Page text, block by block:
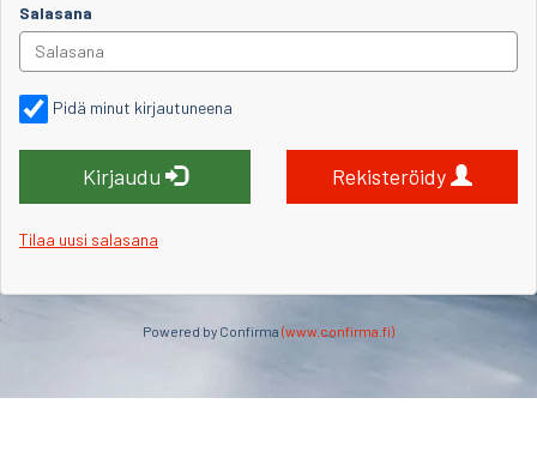
Salasana
Pidä minut kirjautuneena
Kirjaudu Rekisteröidy
Tilaa uusi salasana
Powered by Confirma (www.confirma.fi)